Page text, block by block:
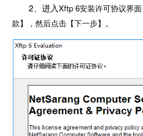
2、进入Xftp 6安装许可协议界
款】，然后点击【下一步】。